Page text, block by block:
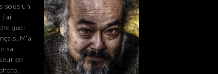
sous un
quel
M’a
sa
en